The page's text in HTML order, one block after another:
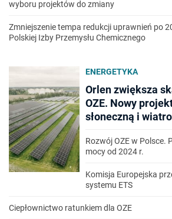
wyboru projektów do zmiany
Zmniejszenie tempa redukcji uprawnień po
Polskiej Izby Przemysłu Chemicznego
ENERGETYKA
Orlen zwiększa
OZE. Nowy
słoneczną i
Rozwój OZE w Polsce.
mocy od 2024 r.
Komisja Europejska
systemu ETS
Ciepłownictwo ratunkiem dla OZE